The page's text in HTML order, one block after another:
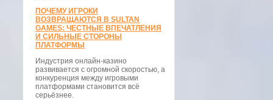
ПОЧЕМУ ИГРОКИ
ВОЗВРАЩАЮТСЯ В SULTAN
GAMES: ЧЕСТНЫЕ ВПЕЧАТЛЕНИЯ
И СИЛЬНЫЕ СТОРОНЫ
ПЛАТФОРМЫ
Индустрия онлайн-казино
развивается с огромной скоростью, а
конкуренция между игровыми
платформами становится всё
серьёзнее.